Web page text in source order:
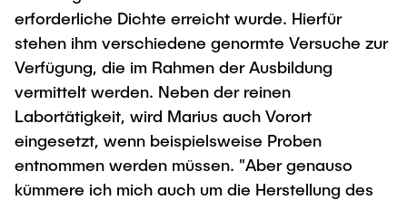
erforderliche Dichte erreicht wurde. Hierfür
stehen ihm verschiedene genormte Versuche zur
Verfügung, die im Rahmen der Ausbildung
vermittelt werden. Neben der reinen
Labortätigkeit, wird Marius auch Vorort
eingesetzt, wenn beispielsweise Proben
entnommen werden müssen. "Aber genauso
kümmere ich mich auch um die Herstellung des